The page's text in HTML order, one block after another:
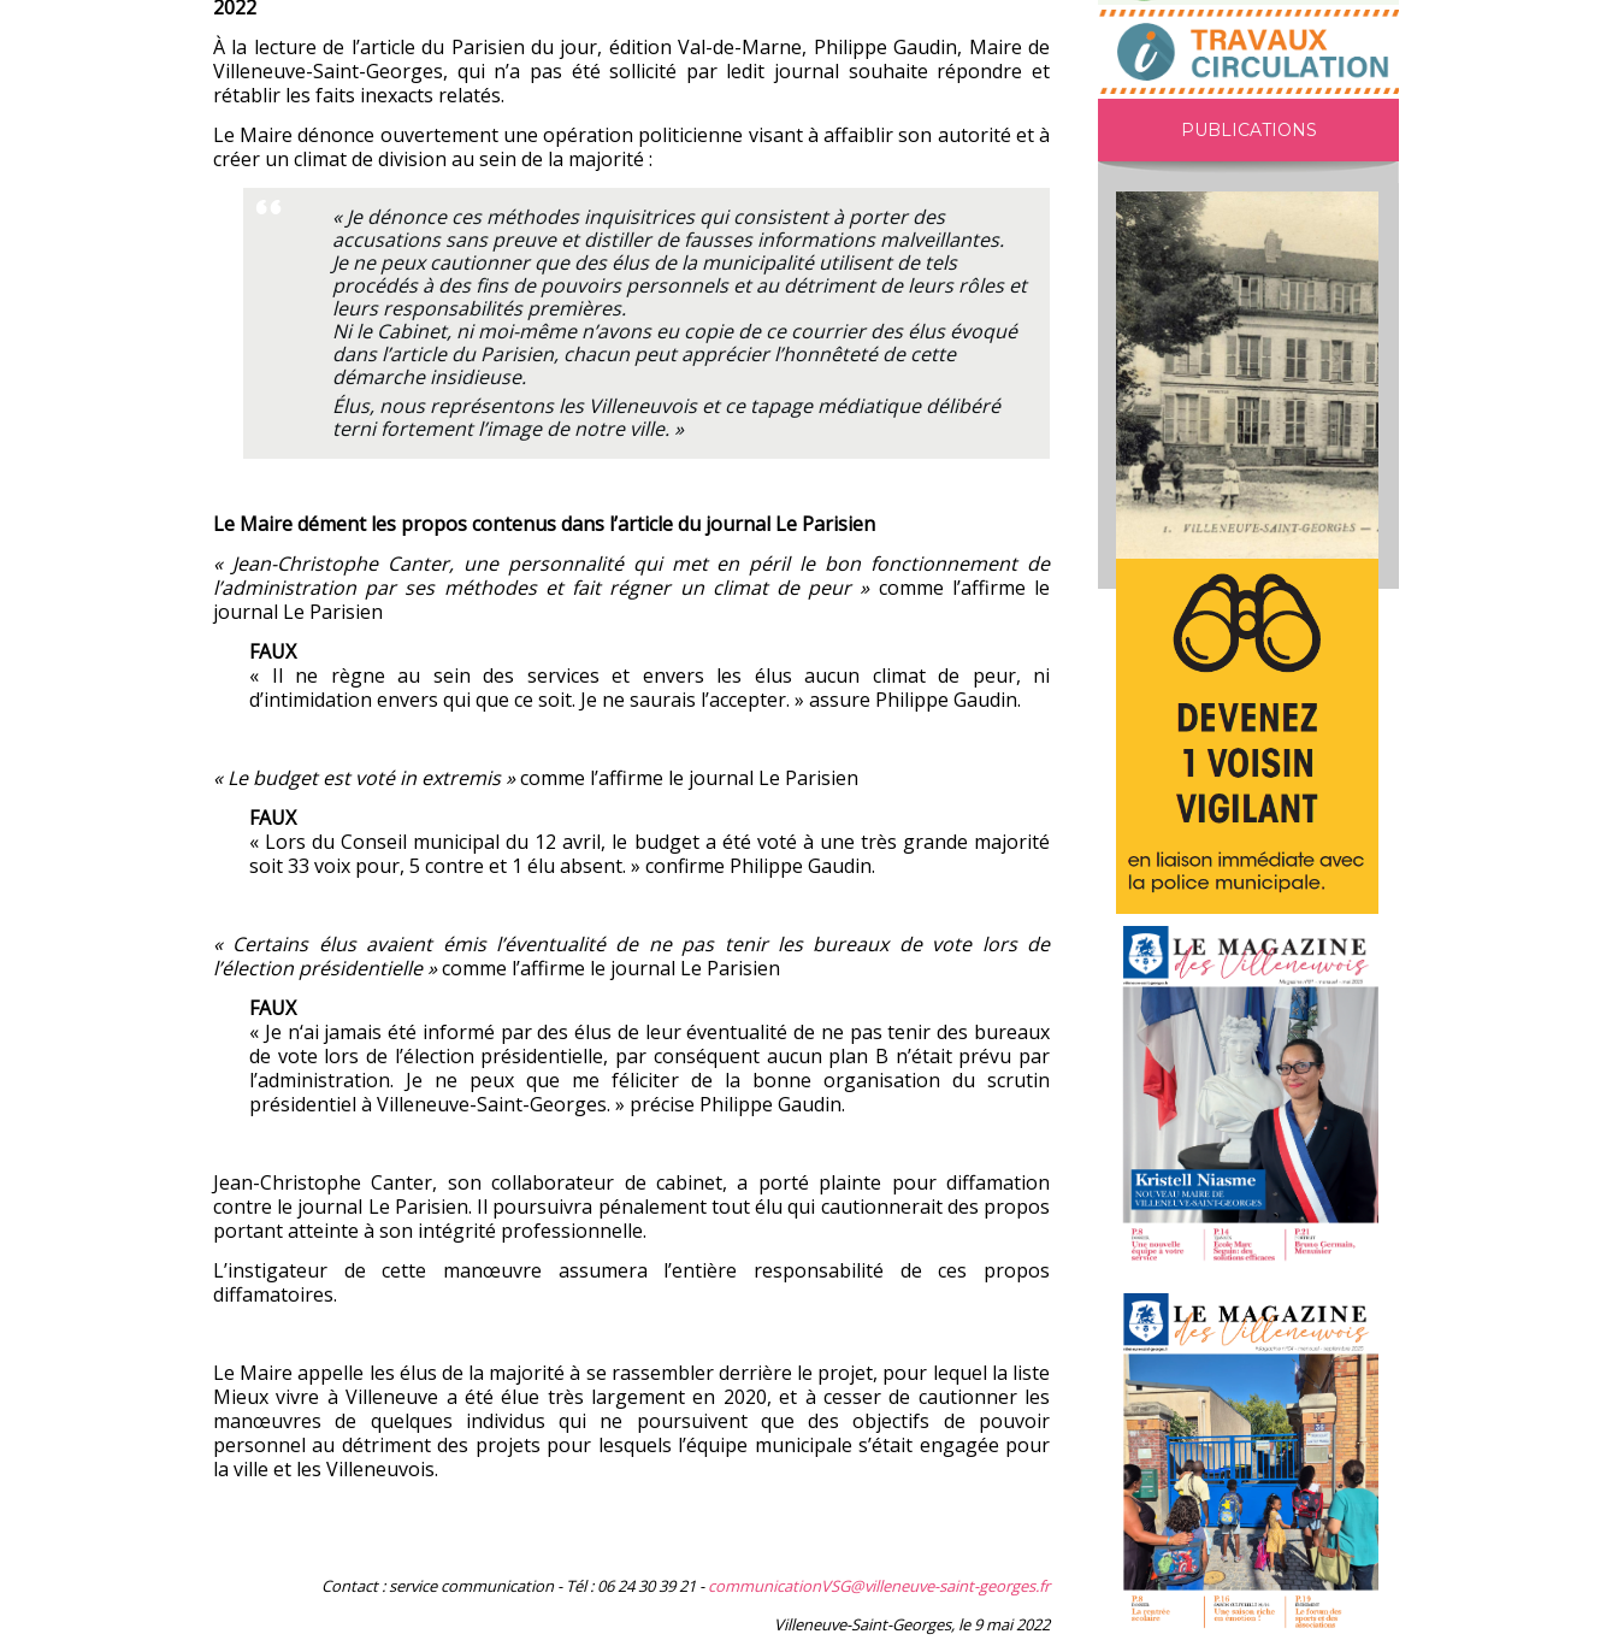
2022
À la lecture de l’article du Parisien du jour, édition Val-de-Marne, Philippe Gaudin, Maire de
Villeneuve-Saint-Georges, qui n’a pas été sollicité par ledit journal souhaite répondre et
rétablir les faits inexacts relatés.
Le Maire dénonce ouvertement une opération politicienne visant à affaiblir son autorité et à
créer un climat de division au sein de la majorité :
« Je dénonce ces méthodes inquisitrices qui consistent à porter des
accusations sans preuve et distiller de fausses informations malveillantes.
Je ne peux cautionner que des élus de la municipalité utilisent de tels
procédés à des fins de pouvoirs personnels et au détriment de leurs rôles et
leurs responsabilités premières.
Ni le Cabinet, ni moi-même n’avons eu copie de ce courrier des élus évoqué
dans l’article du Parisien, chacun peut apprécier l’honnêteté de cette
démarche insidieuse.
Élus, nous représentons les Villeneuvois et ce tapage médiatique délibéré
terni fortement l’image de notre ville. »
Le Maire dément les propos contenus dans l’article du journal Le Parisien
« Jean-Christophe Canter, une personnalité qui met en péril le bon fonctionnement de
l’administration par ses méthodes et fait régner un climat de peur »comme l’affirme le
journal Le Parisien
FAUX
« Il ne règne au sein des services et envers les élus aucun climat de peur, ni
d’intimidation envers qui que ce soit. Je ne saurais l’accepter. » assure Philippe Gaudin.
« Le budget est voté in extremis »comme l’affirme le journal Le Parisien
FAUX
« Lors du Conseil municipal du 12 avril, le budget a été voté à une très grande majorité
soit 33 voix pour, 5 contre et 1 élu absent. » confirme Philippe Gaudin.
« Certains élus avaient émis l’éventualité de ne pas tenir les bureaux de vote lors de
l’élection présidentielle »comme l’affirme le journal Le Parisien
FAUX
« Je n‘ai jamais été informé par des élus de leur éventualité de ne pas tenir des bureaux
de vote lors de l’élection présidentielle, par conséquent aucun plan B n’était prévu par
l’administration. Je ne peux que me féliciter de la bonne organisation du scrutin
présidentiel à Villeneuve-Saint-Georges. » précise Philippe Gaudin.
Jean-Christophe Canter, son collaborateur de cabinet, a porté plainte pour diffamation
contre le journal Le Parisien. Il poursuivra pénalement tout élu qui cautionnerait des propos
portant atteinte à son intégrité professionnelle.
L’instigateur de cette manœuvre assumera l’entière responsabilité de ces propos
diffamatoires.
Le Maire appelle les élus de la majorité à se rassembler derrière le projet, pour lequel la liste
Mieux vivre à Villeneuve a été élue très largement en 2020, et à cesser de cautionner les
manœuvres de quelques individus qui ne poursuivent que des objectifs de pouvoir
personnel au détriment des projets pour lesquels l’équipe municipale s’était engagée pour
la ville et les Villeneuvois.
Contact : service communication - Tél : 06 24 30 39 21 -communicationVSG@villeneuve-saint-georges.fr
Villeneuve-Saint-Georges, le 9 mai 2022
PUBLICATIONS